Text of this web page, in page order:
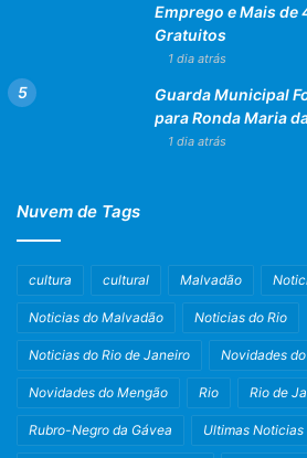
Emprego e Mais de
Gratuitos
1 dia atrás
Guarda Municipal
para Ronda Maria
1 dia atrás
Nuvem de Tags
cultura cultural Malvadão
Noticias do Malvadão Noticias do Rio
Noticias do Rio de Janeiro Novidades
Novidades do Mengão Rio Rio de
Rubro-Negro da Gávea Ultimas Noticias